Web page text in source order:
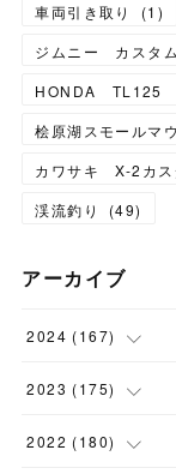
車両引き取り
(1 )
ジムニー カスタム
HONDA TL125
桧原湖スモールマ
カワサキ X-2カス
渓流釣り
(49)
アーカイブ
2024 (167)
(11)
(24)
2023 (175)
(12)
2022 (180)